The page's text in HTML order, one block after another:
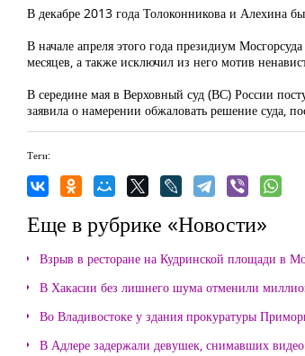
В декабре 2013 года Толоконникова и Алехина
В начале апреля этого года президиум
месяцев, а также исключил из него мотив
В середине мая в Верховный суд (ВС) России
заявила о намерении обжаловать решение суда,
Теги:
Еще в рубрике «Новости»
Взрыв в ресторане на Кудринской площади в
В Хакасии без лишнего шума отменили
Во Владивостоке у здания прокуратуры
В Адлере задержали девушек, снимавших